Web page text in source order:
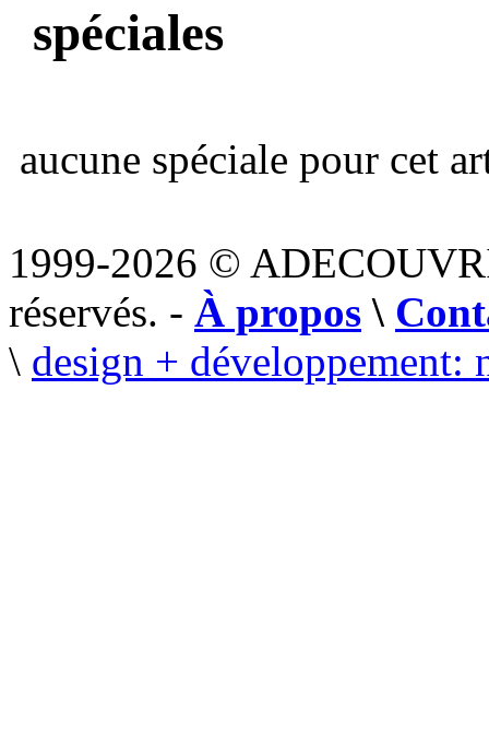
spéciales
aucune spéciale pour cet
1999-2026 ©
réservés. - À propos \
\ design + développement: